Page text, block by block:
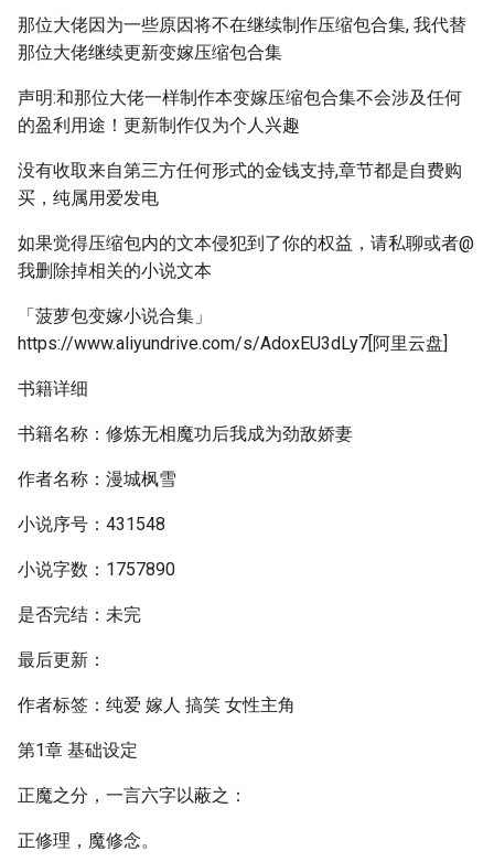
那位大佬因为一些原因将不在继续制作压缩包合集, 我代替
那位大佬继续更新变嫁压缩包合集
声明:和那位大佬一样制作本变嫁压缩包合集不会涉及任何
的盈利用途！更新制作仅为个人兴趣
没有收取来自第三方任何形式的金钱支持,章节都是自费购
买，纯属用爱发电
如果觉得压缩包内的文本侵犯到了你的权益，请私聊或者@
我删除掉相关的小说文本
「菠萝包变嫁小说合集」
https://www.aliyundrive.com/s/AdoxEU3dLy7[阿里云盘]
书籍详细
书籍名称：修炼无相魔功后我成为劲敌娇妻
作者名称：漫城枫雪
小说序号：431548
小说字数：1757890
是否完结：未完
最后更新：
作者标签：纯爱 嫁人 搞笑 女性主角
第1章 基础设定
正魔之分，一言六字以蔽之：
正修理，魔修念。